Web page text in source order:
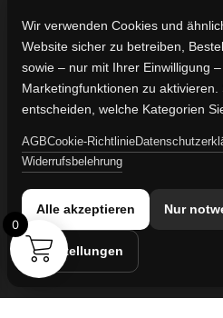
Kontaktdaten
Vertreten durch:
Lievaart B.V.
Kontakt:
info@militaruhren.de
KVK-Nummer: 74829491
Umsatzsteuer-ID:
NL860042352B01
Wir verwenden Cookies und
Website sicher zu betreiben,
sowie – nur mit Ihrer Einwilligung
Marketingfunktionen zu aktivieren.
entscheiden, welche Kategorien
AGBCookie-Richtlinie
Widerrufsbelehrung
Alle akzeptieren Nur
Einstellungen
0